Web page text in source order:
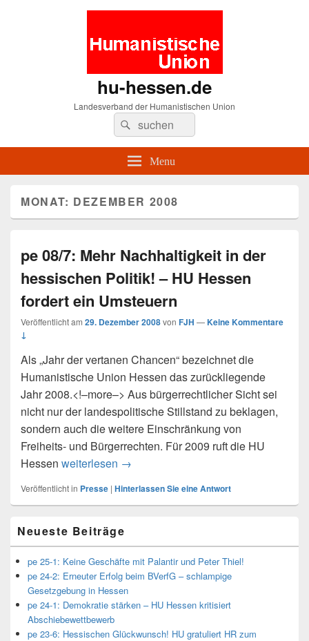
hu-hessen.de
Landesverband der Humanistischen Union
Search
for:
Suche
Menu
MONAT: DEZEMBER 2008
pe 08/7: Mehr Nachhaltigkeit in der
hessischen Politik! – HU Hessen
fordert ein Umsteuern
Veröffentlicht am 29. Dezember 2008von FJH —Keine Kommentare
↓
Als „Jahr der vertanen Chancen“ bezeichnet die
Humanistische Union Hessen das zurückliegende
Jahr 2008.<!–more–> Aus bürgerrechtlicher Sicht sei
nicht nur der landespolitische Stillstand zu beklagen,
sondern auch die weitere Einschränkung von
Freiheits- und Bürgerrechten. Für 2009 ruft die HU
Hessen weiterlesen pe 08/7: Mehr Nachhaltigkeit in der
→
Veröffentlicht in Presse | Hinterlassen Sie eine Antwort
Seitenleisten
Widget-
Bereich
Neueste Beiträge
pe 25-1: Keine Geschäfte mit Palantir und Peter Thiel!
pe 24-2: Erneuter Erfolg beim BVerfG – schlampige
Gesetzgebung in Hessen
pe 24-1: Demokratie stärken – HU Hessen kritisiert
Abschiebewettbewerb
pe 23-6: Hessischen Glückwunsch! HU gratuliert HR zum